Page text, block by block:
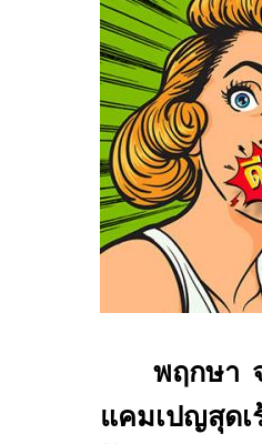
พฤกษา
แคมเปญสุดเ